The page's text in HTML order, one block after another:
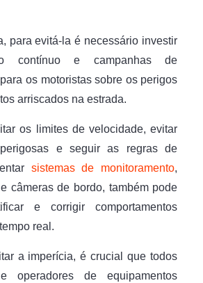
para evitá-la é necessário investir
contínuo e campanhas de
os motoristas sobre os perigos
arriscados na estrada.
os limites de velocidade, evitar
perigosas e seguir as regras de
sistemas de monitoramento,
câmeras de bordo, também pode
e corrigir comportamentos
real.
a imperícia, é crucial que todos
operadores de equipamentos